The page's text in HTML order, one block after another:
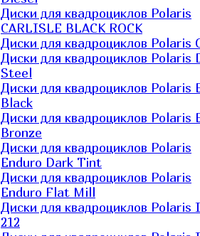
Диски для квадроциклов Polaris
CARLISLE BLACK ROCK
Диски для квадроциклов Polaris
Диски для квадроциклов Polaris
Steel
Диски для квадроциклов Polaris
Black
Диски для квадроциклов Polaris
Bronze
Диски для квадроциклов Polaris
Enduro Dark Tint
Диски для квадроциклов Polaris
Enduro Flat Mill
Диски для квадроциклов Polaris
212